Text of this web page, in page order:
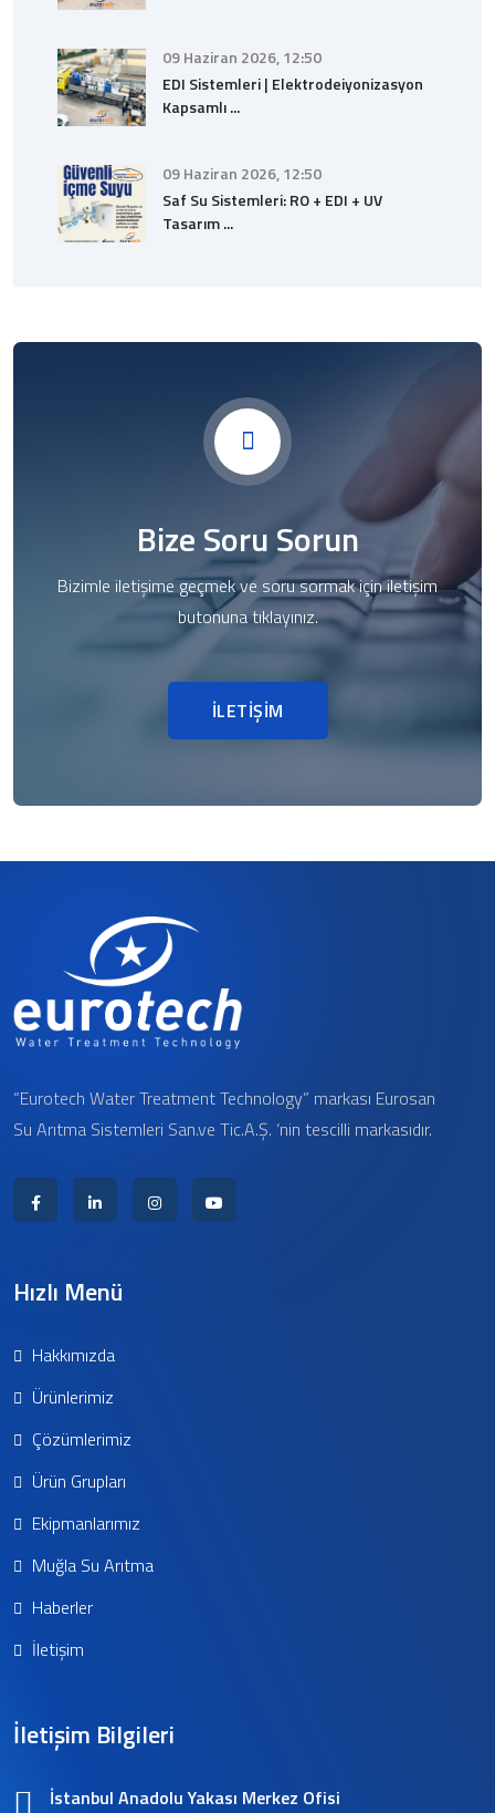
09 Haziran 2026, 12:50
EDI Sistemleri | Elektrodeiyonizasyon
Kapsamlı ...
09 Haziran 2026, 12:50
Saf Su Sistemleri: RO + EDI + UV
Tasarım ...
Bize Soru Sorun
Bizimle iletişime geçmek ve soru sormak için iletişim
butonuna tıklayınız.
İLETİŞİM
“Eurotech Water Treatment Technology” markası Eurosan
Su Arıtma Sistemleri San.ve Tic.A.Ş. ‘nin tescilli markasıdır.
Hızlı Menü
Hakkımızda
Ürünlerimiz
Çözümlerimiz
Ürün Grupları
Ekipmanlarımız
Muğla Su Arıtma
Haberler
İletişim
İletişim Bilgileri
İstanbul Anadolu Yakası Merkez Ofisi